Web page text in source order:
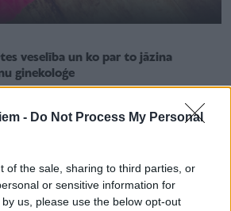
- Do Not Process My Personal
of the sale, sharing to third parties, or
or sensitive information for
us, please use the below opt-out
veselība un ko par to jāzina
ginekoloģe